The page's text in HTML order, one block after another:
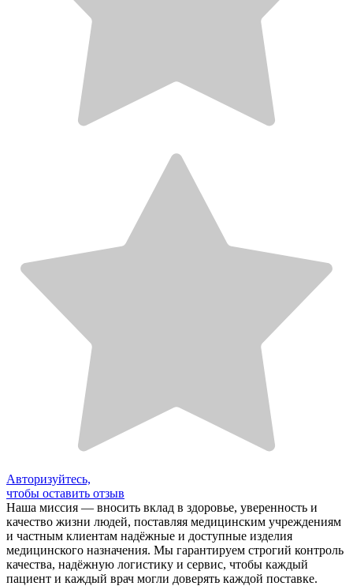
Авторизуйтесь,
чтобы оставить отзыв
Наша миссия — вносить вклад в здоровье, уверенность и
качество жизни людей, поставляя медицинским учреждениям
и частным клиентам надёжные и доступные изделия
медицинского назначения. Мы гарантируем строгий контроль
качества, надёжную логистику и сервис, чтобы каждый
пациент и каждый врач могли доверять каждой поставке.